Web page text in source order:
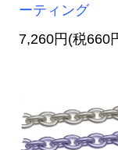
ーティング
7,260円(税660